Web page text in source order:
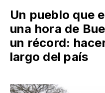
Un pueblo que
una hora de
un récord:
largo del país